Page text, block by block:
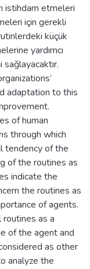
istihdam etmeleri
için gerekli
küçük
yardımcı
adaptation to this
of human
through which
tendency of the
of the routines as
indicate the
the routines as
of agents.
as a
of the agent and
as other
analyze the